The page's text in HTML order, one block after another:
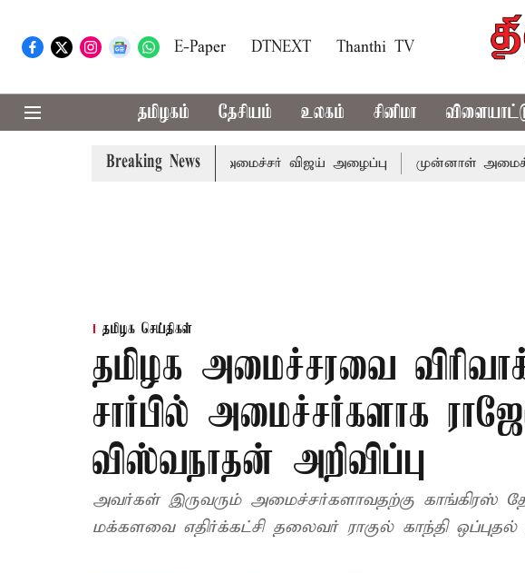
E-Paper DTNEXT Thanthi TV
தமிழகம் தேசியம் உலகம் சினிமா
Breaking News
கூட்டத்துக்கு முதல்-அமைச்சர் விஜய் அழைப்பு முன்னாள் அமைச்சர்
தமிழக செய்திகள்
தமிழக அமைச்சரவை
சார்பில் அமைச்சர்களாக
விஸ்வநாதன் அறிவிப்பு
அவர்கள் இருவரும் அமைச்சர்களாவதற்கு காங்கிரஸ்
மக்களவை எதிர்க்கட்சி தலைவர் ராகுல் காந்தி